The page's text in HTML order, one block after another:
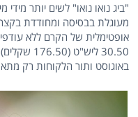
"ביג נואו נואו" לשים יותר
מעוגלת בבסיסה ומחודדת
אופטימלית של הקרם ללא
באוגוסט ותור הלקוחות רק